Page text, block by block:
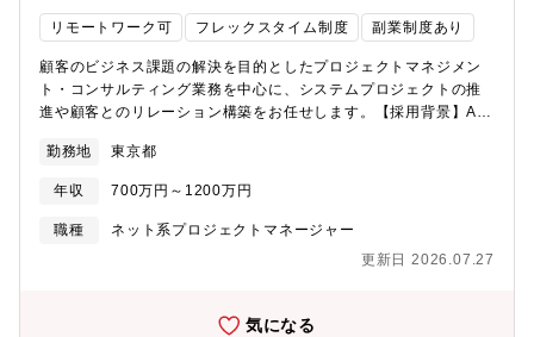
をお任せします。第一開発部：小売り・製造業第二開発部：ゲー
ム・デジタルメディア第三開発部：商社・金融・通信業界第四開
プコンサルタントリーダー）ー（ユニットコンサルタント）ー
（クラウドエンジニア）※経験と能力に応じてグループコンサル
タントリーダーかユニットコンサルタントをお任せする予定です
【キャリアパス】▼事業責任者、経営幹部P/L責任と戦略的意思決
が開けます▼AI×コンサルタントのオピニオンリーダー世の中にな
してのキャリアを築けます。【同ポジションの説明サイト】■親会
社吉積ホールディングス採用ページhttps://www.yoshidumi-
ス×技術×AI」を統合したフルサイクルPMは市場にまだ少なく、希
リモートワーク可 フレックスタイム制度 副業制度あり
顧客のビジネス課題の解決を目的としたプロジェクトマネジメン
ト・コンサルティング業務を中心に、システムプロジェクトの推
進や顧客とのリレーション構築をお任せします。【採用背景】AI
は生成AIを活用した事業拡大に力を入れています。今後のAI事業
含めて業務提案できる方を募集いたします。【具体的な職務内
容】■案件創出とアカウント戦略AIを活用して顧客の経営課題や業
界動向を分析し、数千万～億円規模の潜在ニーズを発掘。経営層
案書、見積もり、ROI分析、リスク評価等をAIで高速生成。浮いた
ー調整」に充てる。■プロジェクト統制とP/L責任予算（数千万～
勤務地 東京都
年収 700万円～1200万円
職種
ネット系プロジェクトマネージャー
更新日 2026.07.27
気になる